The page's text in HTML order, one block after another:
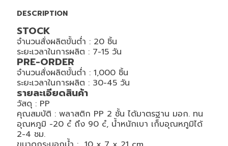
DESCRIPTION
STOCK
จำนวนสั่งผลิตขั้นต่ำ : 20 ชิ้น
ระยะเวลาในการผลิต : 7-15 วัน
PRE-ORDER
จำนวนสั่งผลิตขั้นต่ำ : 1,000 ชิ้น
ระยะเวลาในการผลิต : 30-45 วัน
รายละเอียดสินค้า
วัสดุ : PP
คุณสมบัติ : พลาสติก PP 2 ชั้น ได้มาตรฐาน มอก. ทน
อุณหภูมิ -20 cํ ถึง 90 cํ, น้ำหนักเบา เก็บอุณหภูมิได้
2-4 ชม.